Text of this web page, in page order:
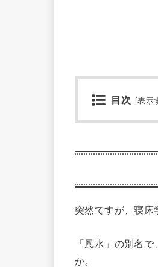
目次 [表示
突然ですが、寝床
「風水」の別名
か。